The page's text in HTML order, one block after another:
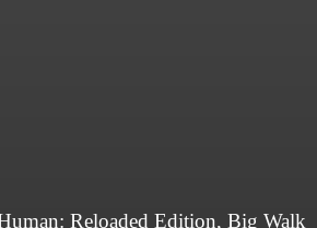
Reloaded Edition, Big Walk